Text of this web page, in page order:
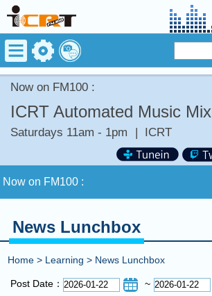
Now on FM100 :
ICRT Automated Music Mix
Saturdays 11am - 1pm | ICRT
Now on FM100 :
Now on FM100 :
News Lunchbox
Home > Learning > News Lunchbox
Post Date： ~